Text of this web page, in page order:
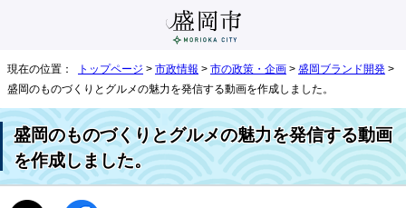
現在の位置： トップページ > 市政情報 > 市の政策・企画 > 盛岡ブランド開発 >
盛岡のものづくりとグルメの魅力を発信する動画を作成しました。
盛岡のものづくりとグルメの魅力を発信する動画
を作成しました。